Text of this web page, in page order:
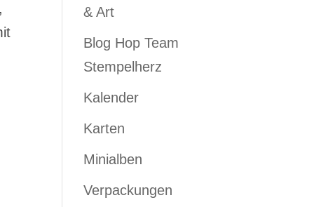
& Art
Blog Hop Team
Stempelherz
Kalender
Karten
Minialben
Verpackungen